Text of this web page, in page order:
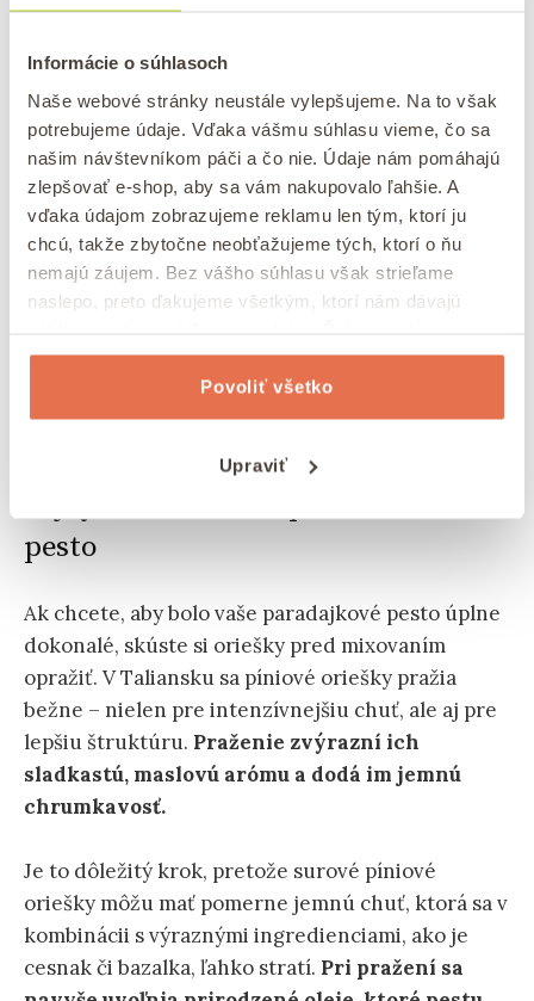
Informácie o súhlasoch
Naše webové stránky neustále vylepšujeme. Na to však
potrebujeme údaje. Vďaka vášmu súhlasu vieme, čo sa
našim návštevníkom páči a čo nie. Údaje nám pomáhajú
zlepšovať e-shop, aby sa vám nakupovalo ľahšie. A
vďaka údajom zobrazujeme reklamu len tým, ktorí ju
chcú, takže zbytočne neobťažujeme tých, ktorí o ňu
nemajú záujem. Bez vášho súhlasu však strieľame
naslepo, preto ďakujeme všetkým, ktorí nám dávajú
Povoliť všetko
Upraviť
pesto
Ak chcete, aby bolo vaše paradajkové pesto úplne
dokonalé, skúste si oriešky pred mixovaním
opražiť. V Taliansku sa píniové oriešky pražia
bežne – nielen pre intenzívnejšiu chuť, ale aj pre
lepšiu štruktúru. Praženie zvýrazní ich
sladkastú, maslovú arómu a dodá im jemnú
chrumkavosť.
Je to dôležitý krok, pretože surové píniové
oriešky môžu mať pomerne jemnú chuť, ktorá sa v
kombinácii s výraznými ingredienciami, ako je
cesnak či bazalka, ľahko stratí. Pri pražení sa